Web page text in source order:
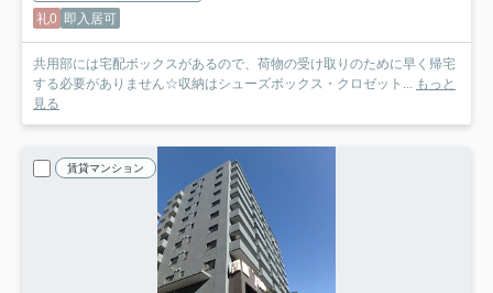
礼0 即入居可
共用部には宅配ボックスがあるので、荷物の受け取りのために早く帰宅
する必要がありません☆収納はシューズボックス・クロゼット... もっと
見る
賃貸マンション